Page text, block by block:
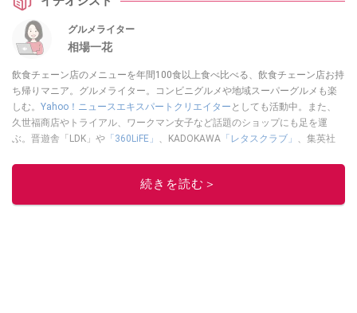
グルメライター
相場一花
飲食チェーン店のメニューを年間100食以上食べ比べる、飲食チェーン店お持
ち帰りマニア。グルメライター。コンビニグルメや地域スーパーグルメも楽
しむ。 Yahoo！ニュースエキスパートクリエイター としても活動中。また、
久世福商店やトライアル、ワークマン女子など話題のショップにも足を運
ぶ。晋遊舎「LDK」や 「360LiFE」 、KADOKAWA 「レタスクラブ」 、集英社
ルメライター、食の専門家として出演実績あり。
続きを読む＞